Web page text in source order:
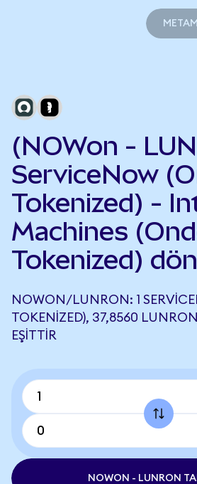
(NOWon -
ServiceNow
Tokenized) -
Machines
Tokenized)
NOWON/LUNRON: 1
TOKENIZED), 37,8560
EŞITTIR
NOWON - LUNRON